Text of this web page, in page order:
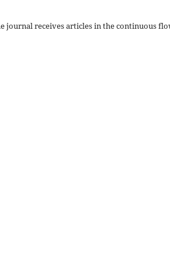
journal receives articles in the continuous